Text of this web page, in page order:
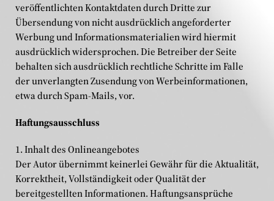
veröffentlichten Kontaktdaten durch Dritte zur
Übersendung von nicht ausdrücklich angeforderter
Werbung und Informationsmaterialien wird hiermit
ausdrücklich widersprochen. Die Betreiber der Seite
behalten sich ausdrücklich rechtliche Schritte im Falle
der unverlangten Zusendung von Werbeinformationen,
etwa durch Spam-Mails, vor.
Haftungsausschluss
1. Inhalt des Onlineangebotes
Der Autor übernimmt keinerlei Gewähr für die Aktualität,
Korrektheit, Vollständigkeit oder Qualität der
bereitgestellten Informationen. Haftungsansprüche